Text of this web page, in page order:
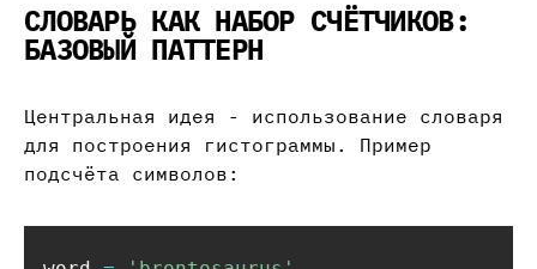
СЛОВАРЬ КАК НАБОР СЧЁТЧИКОВ:
БАЗОВЫЙ ПАТТЕРН
Центральная идея - использование словаря
для построения гистограммы. Пример
подсчёта символов: